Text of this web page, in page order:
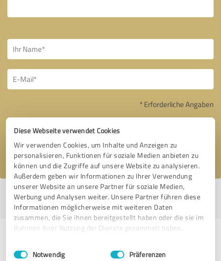
Diese Webseite verwendet Cookies
Wir verwenden Cookies, um Inhalte und Anzeigen zu
personalisieren, Funktionen für soziale Medien anbieten zu
können und die Zugriffe auf unsere Website zu analysieren.
Außerdem geben wir Informationen zu Ihrer Verwendung
unserer Website an unsere Partner für soziale Medien,
Werbung und Analysen weiter. Unsere Partner führen diese
Informationen möglicherweise mit weiteren Daten
zusammen, die Sie ihnen bereitgestellt haben oder die sie im
Rahmen Ihrer Nutzung der Dienste gesammelt haben.
Impressum Datenschutzbestimmungen
Einwilligungsauswahl
Notwendig Präferenzen
* Erforderliche Angaben
Nachricht senden
Ich stimme denDatenschutzbestimmungenzu.
Profil aktiv seit 31.08.2016 |Letzte Aktualisierung: 04.08.2026|Profil
melden
Anbietern aus dem Bereich IT-